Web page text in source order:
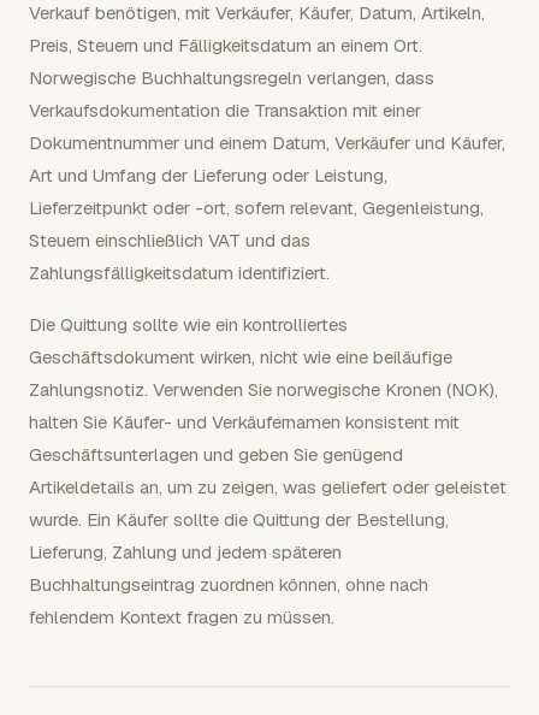
Verkauf benötigen, mit Verkäufer, Käufer, Datum, Artikeln,
Preis, Steuern und Fälligkeitsdatum an einem Ort.
Norwegische Buchhaltungsregeln verlangen, dass
Verkaufsdokumentation die Transaktion mit einer
Dokumentnummer und einem Datum, Verkäufer und Käufer,
Art und Umfang der Lieferung oder Leistung,
Lieferzeitpunkt oder -ort, sofern relevant, Gegenleistung,
Steuern einschließlich VAT und das
Zahlungsfälligkeitsdatum identifiziert.
Die Quittung sollte wie ein kontrolliertes
Geschäftsdokument wirken, nicht wie eine beiläufige
Zahlungsnotiz. Verwenden Sie norwegische Kronen (NOK),
halten Sie Käufer- und Verkäufernamen konsistent mit
Geschäftsunterlagen und geben Sie genügend
Artikeldetails an, um zu zeigen, was geliefert oder geleistet
wurde. Ein Käufer sollte die Quittung der Bestellung,
Lieferung, Zahlung und jedem späteren
Buchhaltungseintrag zuordnen können, ohne nach
fehlendem Kontext fragen zu müssen.